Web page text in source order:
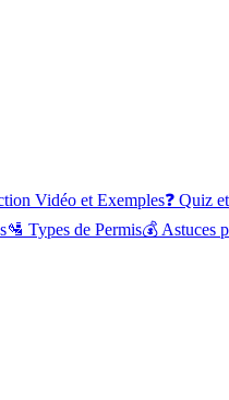
Vidéo et Exemples❓ Quiz
🛂 Types de Permis💰 Astuces